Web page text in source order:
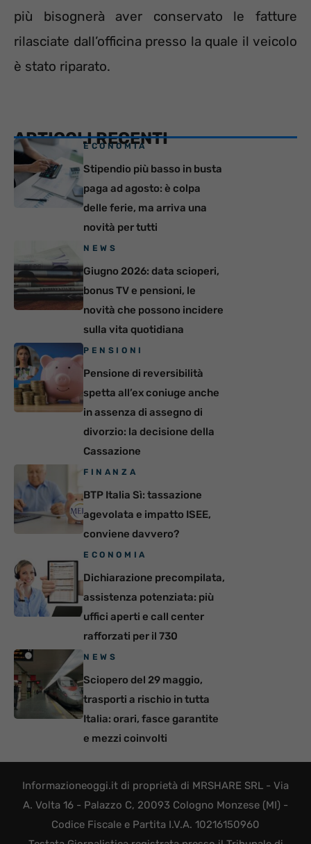
più bisognerà aver conservato le fatture
rilasciate dall’officina presso la quale il veicolo
è stato riparato.
ARTICOLI RECENTI
ECONOMIA
Stipendio più basso in busta
paga ad agosto: è colpa
delle ferie, ma arriva una
novità per tutti
NEWS
Giugno 2026: data scioperi,
bonus TV e pensioni, le
novità che possono incidere
sulla vita quotidiana
PENSIONI
Pensione di reversibilità
spetta all’ex coniuge anche
in assenza di assegno di
divorzio: la decisione della
Cassazione
FINANZA
BTP Italia Sì: tassazione
agevolata e impatto ISEE,
conviene davvero?
ECONOMIA
Dichiarazione precompilata,
assistenza potenziata: più
uffici aperti e call center
rafforzati per il 730
NEWS
Sciopero del 29 maggio,
trasporti a rischio in tutta
Italia: orari, fasce garantite
e mezzi coinvolti
Informazioneoggi.it di proprietà di MRSHARE SRL - Via
A. Volta 16 - Palazzo C, 20093 Cologno Monzese (MI) -
Codice Fiscale e Partita I.V.A. 10216150960